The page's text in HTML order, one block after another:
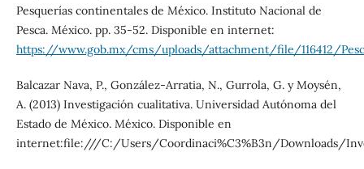
Pesquerías continentales de México. Instituto Nacional de
Pesca. México. pp. 35-52. Disponible en internet:
https://www.gob.mx/cms/uploads/attachment/file/116412/
Balcazar Nava, P., González-Arratia, N., Gurrola, G. y Moysén,
A. (2013) Investigación cualitativa. Universidad Autónoma del
Estado de México. México. Disponible en
internet:file:///C:/Users/Coordinaci%C3%B3n/Downloads/